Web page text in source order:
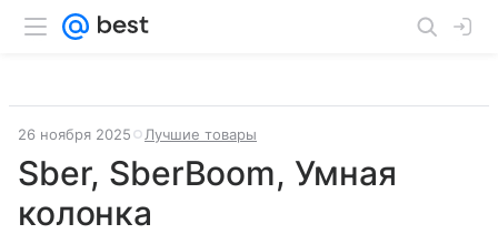
26 ноября 2025 Лучшие товары
Sber, SberBoom, Умная
колонка